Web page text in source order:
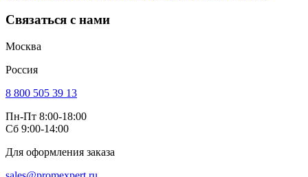
Связаться с нами
Москва
Россия
8 800 505 39 13
Пн-Пт 8:00-18:00
Сб 9:00-14:00
Для оформления заказа